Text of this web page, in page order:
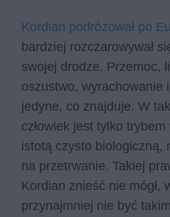
Kordian podróżował po
bardziej rozczarowywał
swojej drodze. Przemoc,
oszustwo, wyrachowanie
jedyne, co znajduje. W
człowiek jest tylko
istotą czysto biologiczną,
na przetrwanie. Takiej
Kordian znieść nie mógł,
przynajmniej nie być